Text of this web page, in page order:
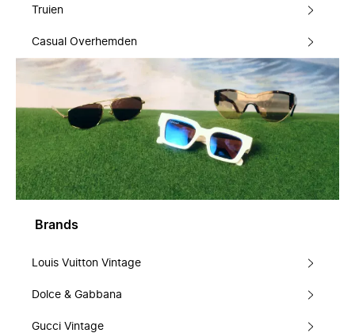
Truien
Casual Overhemden
Brands
Louis Vuitton Vintage
Dolce & Gabbana
Gucci Vintage